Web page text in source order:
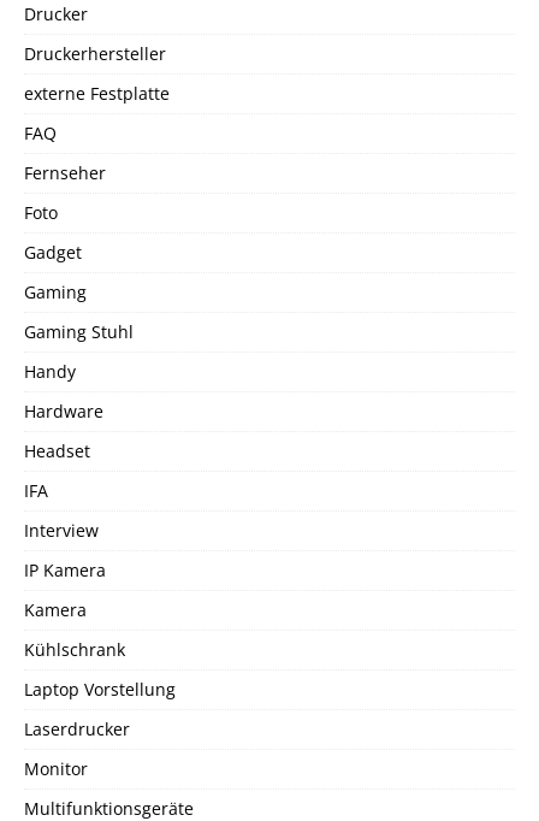
Drucker
Druckerhersteller
externe Festplatte
FAQ
Fernseher
Foto
Gadget
Gaming
Gaming Stuhl
Handy
Hardware
Headset
IFA
Interview
IP Kamera
Kamera
Kühlschrank
Laptop Vorstellung
Laserdrucker
Monitor
Multifunktionsgeräte